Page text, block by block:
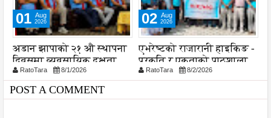
01 Aug
2026
अडान झापाको २१ औ स्थापना
दिवसमा व्यवसायिक दक्षता,
विश्वसनीयता र गुणस्तरमा
जोड
RatoTara 8/1/2026
02 Aug
2026
एभरेष्टको राजारानी हाइकिङ -
प्रकृति र एकताको पाठशाला
RatoTara 8/2/2026
POST A COMMENT